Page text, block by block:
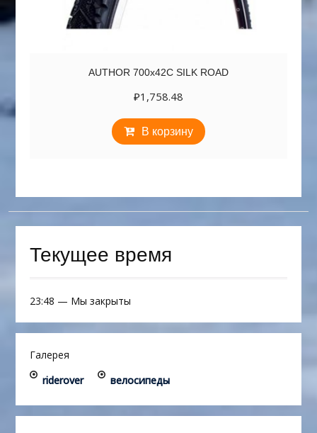
AUTHOR 700х42C SILK ROAD
₽1,758.48
В корзину
Текущее время
23:48 — Мы закрыты
Галерея
riderover
велосипеды